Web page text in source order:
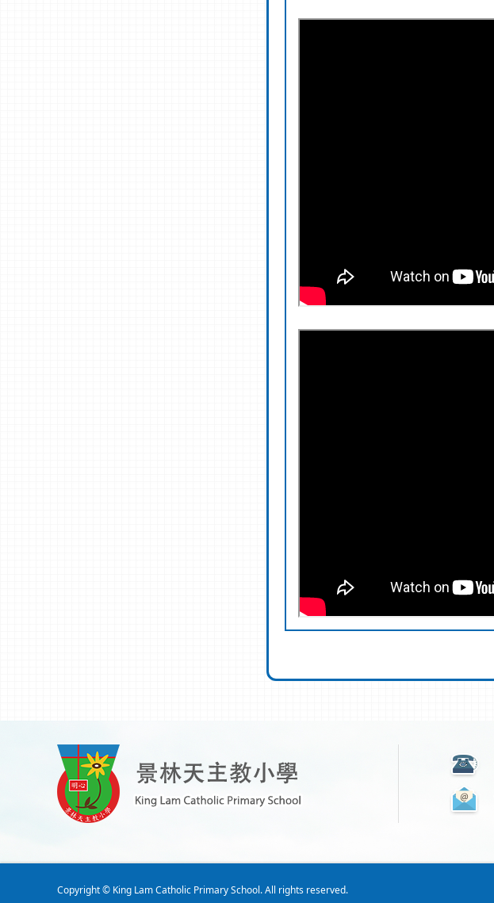
Copyright © King Lam Catholic Primary School. All rights reserved.